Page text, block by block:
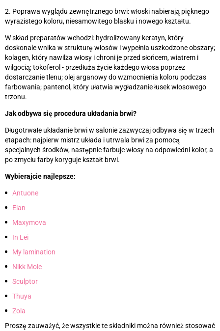
2. Poprawa wyglądu zewnętrznego brwi: włoski nabierają pięknego
wyrazistego koloru, niesamowitego blasku i nowego kształtu.
W skład preparatów wchodzi: hydrolizowany keratyn, który
doskonale wnika w strukturę włosów i wypełnia uszkodzone obszary;
kolagen, który nawilża włosy i chroni je przed słońcem, wiatrem i
wilgocią; tokoferol - przedłuża życie każdego włosa poprzez
dostarczanie tlenu; olej arganowy do wzmocnienia koloru podczas
farbowania; pantenol, który ułatwia wygładzanie łusek włosowego
trzonu.
Jak odbywa się procedura układania brwi?
Długotrwałe układanie brwi w salonie zazwyczaj odbywa się w trzech
etapach: najpierw mistrz układa i utrwala brwi za pomocą
specjalnych środków, następnie farbuje włosy na odpowiedni kolor, a
po zmyciu farby koryguje kształt brwi.
Wybierajcie najlepsze:
Antuone
Elan
Maxymova
In Lei
My lamination
Nikk Mole
Sculptor
Thuya
Zola
Proszę zauważyć, że wszystkie te składniki można również stosować